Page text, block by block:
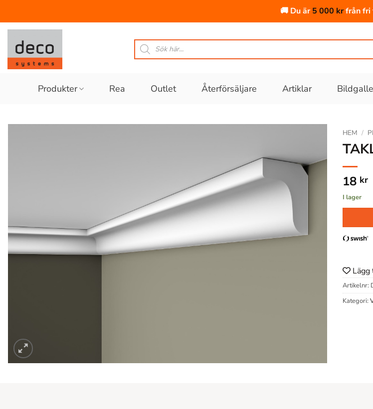
🚚 Du är5 000 krfrån fri
Skip
content
Produktsökning
Produkter Rea Outlet Återförsäljare Artiklar
Lägg till
önskelistan
HEM /
18 kr
I lager
Artikelnr:
Kategori: